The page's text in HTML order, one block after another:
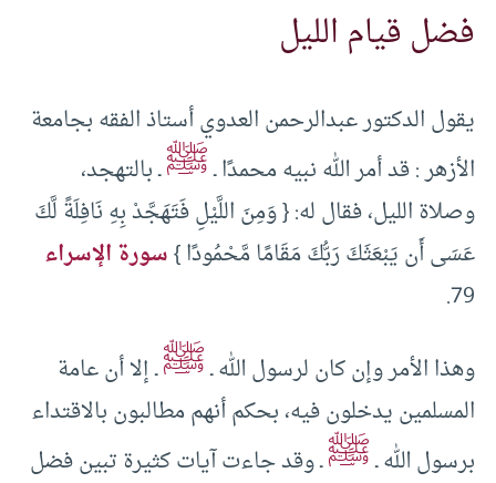
فضل قيام الليل
يقول الدكتور عبدالرحمن العدوي أستاذ الفقه بجامعة
الأزهر : قد أمر الله نبيه محمدًا ـﷺـ بالتهجد،
وصلاة الليل، فقال له: { وَمِنَ اللَّيْلِ فَتَهَجَّدْ بِهِ نَافِلَةً لَّكَ
عَسَى أَن يَبْعَثَكَ رَبُّكَ مَقَامًا مَّحْمُودًا }سورة الإسراء
79.
وهذا الأمر وإن كان لرسول الله ـﷺـ إلا أن عامة
المسلمين يدخلون فيه، بحكم أنهم مطالبون بالاقتداء
برسول الله ـﷺـ وقد جاءت آيات كثيرة تبين فضل